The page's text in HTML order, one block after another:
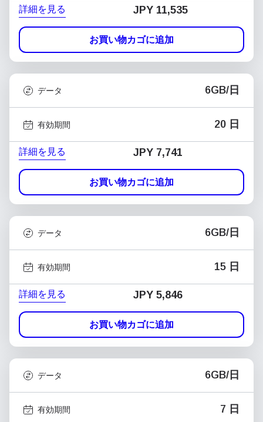
詳細を見る JPY 11,535
お買い物カゴに追加
データ 6GB/日
有効期間 20 日
詳細を見る JPY 7,741
お買い物カゴに追加
データ 6GB/日
有効期間 15 日
詳細を見る JPY 5,846
お買い物カゴに追加
データ 6GB/日
有効期間 7 日